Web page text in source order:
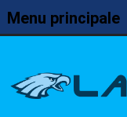
Menu principale